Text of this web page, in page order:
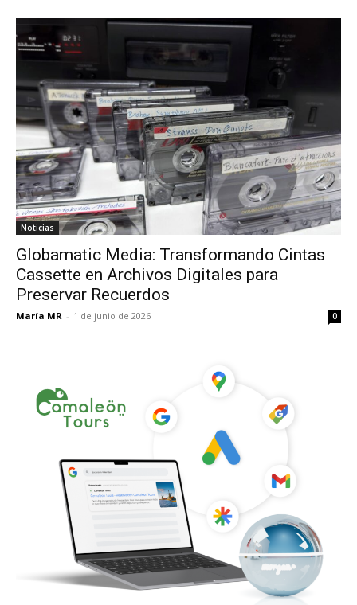
Noticias
Globamatic Media: Transformando Cintas
Cassette en Archivos Digitales para
Preservar Recuerdos
María MR - 1 de junio de 2026 0